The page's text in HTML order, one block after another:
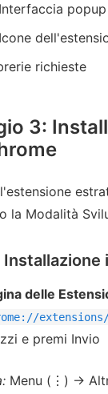
richieste
3:
la Modalità
delle
e premi Invio
Menu (⋮) →